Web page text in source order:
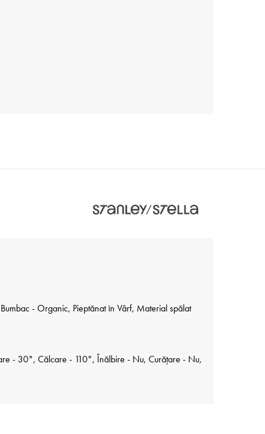
- Organic, Pieptănat în Vârf, Material spălat
- 30°, Călcare - 110°, Înălbire - Nu, Curățare - Nu,